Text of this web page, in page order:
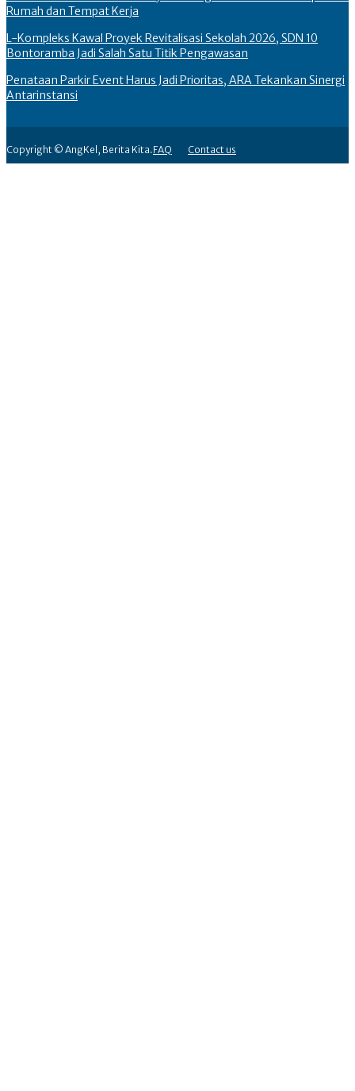
Rumah dan Tempat Kerja
L-Kompleks Kawal Proyek Revitalisasi Sekolah 2026, SDN 10
Bontoramba Jadi Salah Satu Titik Pengawasan
Penataan Parkir Event Harus Jadi Prioritas, ARA Tekankan Sinergi
Antarinstansi
Copyright © AngKel, Berita Kita.FAQ Contact us